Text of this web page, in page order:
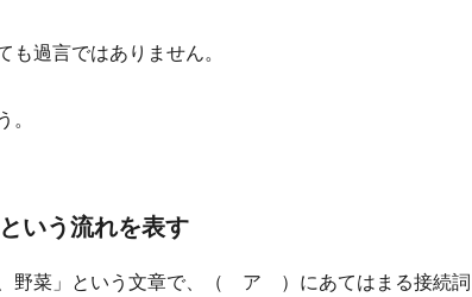
過言ではありません。
。
いう流れを表す
野菜」という文章で、（ ア ）にあてはまる接続詞